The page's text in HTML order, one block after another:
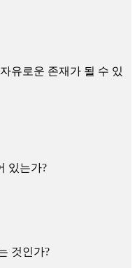
유로운 존재가 될 수 있
있는가?
것인가?